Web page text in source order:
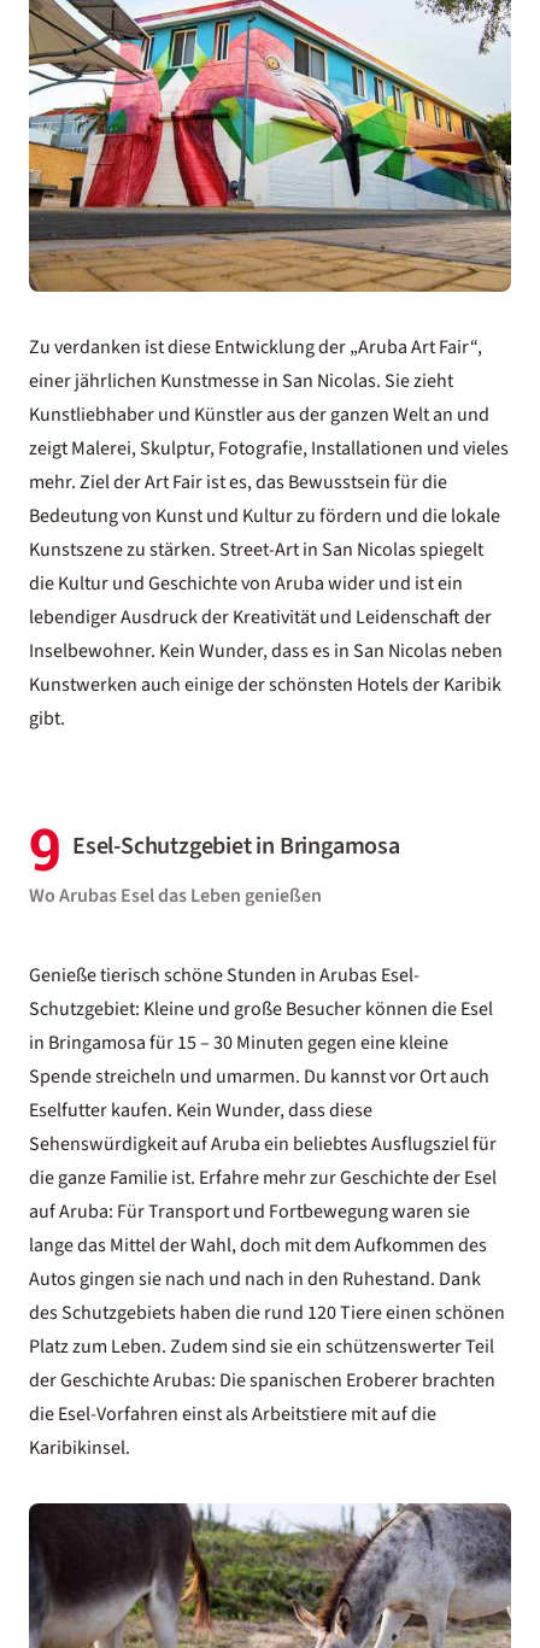
Zu verdanken ist diese Entwicklung der „Aruba Art Fair“,
einer jährlichen Kunstmesse in San Nicolas. Sie zieht
Kunstliebhaber und Künstler aus der ganzen Welt an und
zeigt Malerei, Skulptur, Fotografie, Installationen und vieles
mehr. Ziel der Art Fair ist es, das Bewusstsein für die
Bedeutung von Kunst und Kultur zu fördern und die lokale
Kunstszene zu stärken. Street-Art in San Nicolas spiegelt
die Kultur und Geschichte von Aruba wider und ist ein
lebendiger Ausdruck der Kreativität und Leidenschaft der
Inselbewohner. Kein Wunder, dass es in San Nicolas neben
Kunstwerken auch einige derschönsten Hotels der Karibik
gibt.
9 Esel-Schutzgebiet in Bringamosa
Wo Arubas Esel das Leben genießen
Genieße tierisch schöne Stunden in Arubas Esel-
Schutzgebiet: Kleine und große Besucher können die Esel
in Bringamosa für 15 – 30 Minuten gegen eine kleine
Spende streicheln und umarmen. Du kannst vor Ort auch
Eselfutter kaufen. Kein Wunder, dass diese
Sehenswürdigkeit auf Aruba ein beliebtes Ausflugsziel für
die ganze Familie ist. Erfahre mehr zur Geschichte der Esel
auf Aruba: Für Transport und Fortbewegung waren sie
lange das Mittel der Wahl, doch mit dem Aufkommen des
Autos gingen sie nach und nach in den Ruhestand. Dank
des Schutzgebiets haben die rund 120 Tiere einen schönen
Platz zum Leben. Zudem sind sie ein schützenswerter Teil
der Geschichte Arubas: Die spanischen Eroberer brachten
die Esel-Vorfahren einst als Arbeitstiere mit auf die
Karibikinsel.